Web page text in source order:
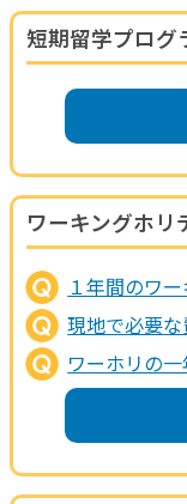
短期留学プログ
ワーキングホリ
１年間のワ
現地で必要な
ワーホリの